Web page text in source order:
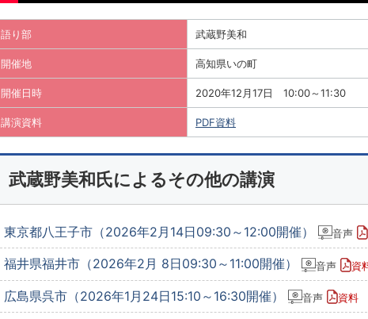
語り部 武蔵野美和
開催地 高知県いの町
開催日時 2020年12月17日 10:00～11:30
講演資料 PDF資料
武蔵野美和氏によるその他の講演
東京都八王子市（2026年2月14日09:30～12:00開催） 音声
福井県福井市（2026年2月 8日09:30～11:00開催） 音声 資
広島県呉市（2026年1月24日15:10～16:30開催） 音声 資料